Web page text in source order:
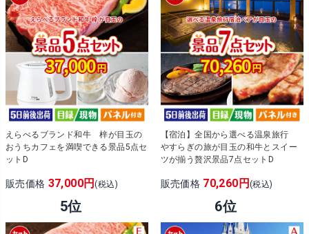
えらべるブランド和牛 梓が目玉の
おうちカフェを満喫できる景品5点セ
ットD
販売価格 37,000円(税込)
【宿泊】全国から選べる温泉旅行
やすらぎの旅が目玉の和牛とスイー
ツが揃う贅沢景品7点セットD
販売価格 70,260円(税込)